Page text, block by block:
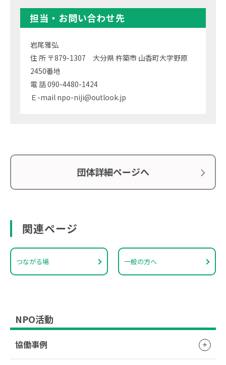
担当・お問い合わせ先
岩尾雅弘
住 所 〒879-1307 大分県 杵築市 山香町大字野原
2450番地
電 話 090-4480-1424
Ｅ-mail npo-niji@outlook.jp
団体詳細ページへ
関連ページ
つながる場 一般の方へ
NPO活動
協働事例